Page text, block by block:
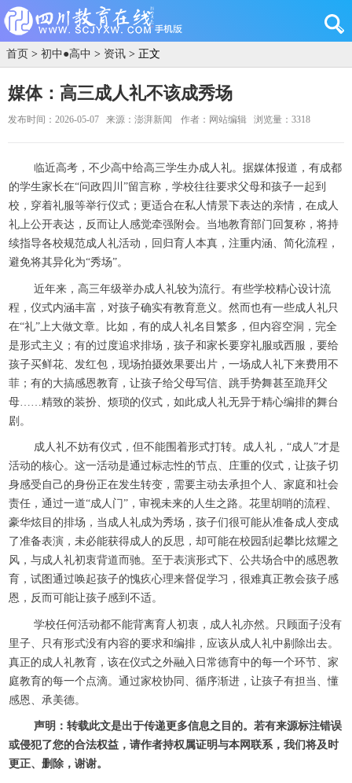
首页 > 初中●高中 > 资讯 > 正文
媒体：高三成人礼不该成秀场
发布时间：2026-05-07 来源：澎湃新闻 作者：网站编辑 浏览量：3318
临近高考，不少高中给高三学生办成人礼。据媒体报道，有成都
的学生家长在“问政四川”留言称，学校往往要求父母和孩子一起到
校，穿着礼服等举行仪式；更适合在私人情景下表达的亲情，在成人
礼上公开表达，反而让人感觉牵强附会。当地教育部门回复称，将持
续指导各校规范成人礼活动，回归育人本真，注重内涵、简化流程，
避免将其异化为“秀场”。
近年来，高三年级举办成人礼较为流行。有些学校精心设计流
程，仪式内涵丰富，对孩子确实有教育意义。然而也有一些成人礼只
在“礼”上大做文章。比如，有的成人礼名目繁多，但内容空洞，完全
是形式主义；有的过度追求排场，孩子和家长要穿礼服或西服，要给
孩子买鲜花、发红包，现场拍摄效果要出片，一场成人礼下来费用不
菲；有的大搞感恩教育，让孩子给父母写信、跳手势舞甚至跪拜父
母……精致的装扮、烦琐的仪式，如此成人礼无异于精心编排的舞台
剧。
成人礼不妨有仪式，但不能围着形式打转。成人礼，“成人”才是
活动的核心。这一活动是通过标志性的节点、庄重的仪式，让孩子切
身感受自己的身份正在发生转变，需要主动去承担个人、家庭和社会
责任，通过一道“成人门”，审视未来的人生之路。花里胡哨的流程、
豪华炫目的排场，当成人礼成为秀场，孩子们很可能从准备成人变成
了准备表演，未必能获得成人的反思，却可能在校园刮起攀比炫耀之
风，与成人礼初衷背道而驰。至于表演形式下、公共场合中的感恩教
育，试图通过唤起孩子的愧疚心理来督促学习，很难真正教会孩子感
恩，反而可能让孩子感到不适。
学校任何活动都不能背离育人初衷，成人礼亦然。只顾面子没有
里子、只有形式没有内容的要求和编排，应该从成人礼中剔除出去。
真正的成人礼教育，该在仪式之外融入日常德育中的每一个环节、家
庭教育的每一个点滴。通过家校协同、循序渐进，让孩子有担当、懂
感恩、承美德。
声明：转载此文是出于传递更多信息之目的。若有来源标注错误
或侵犯了您的合法权益，请作者持权属证明与本网联系，我们将及时
更正、删除，谢谢。